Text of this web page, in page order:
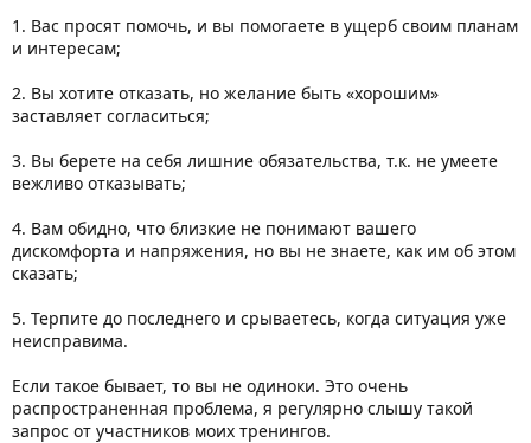
1. Вас просят помочь, и вы помогаете в ущерб своим планам
и интересам;
2. Вы хотите отказать, но желание быть «хорошим»
заставляет согласиться;
3. Вы берете на себя лишние обязательства, т.к. не умеете
вежливо отказывать;
4. Вам обидно, что близкие не понимают вашего
дискомфорта и напряжения, но вы не знаете, как им об этом
сказать;
5. Терпите до последнего и срываетесь, когда ситуация уже
неисправима.
Если такое бывает, то вы не одиноки. Это очень
распространенная проблема, я регулярно слышу такой
запрос от участников моих тренингов.